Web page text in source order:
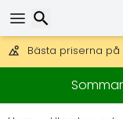
Få fri frakt på
DHL Express över
30 dagar för